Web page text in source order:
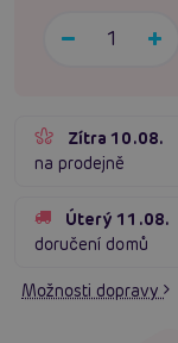
Zítra 10.08.
na prodejně
Úterý 11.08.
doručení domů
Možnosti dopravy